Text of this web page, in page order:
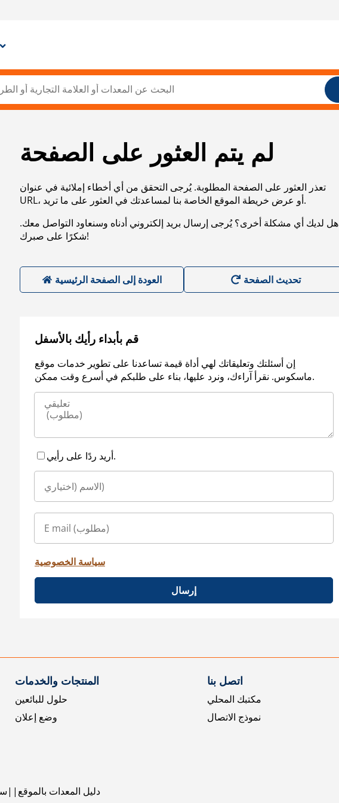
لم يتم العثور على الصفحة
تعذر العثور على الصفحة المطلوبة. يُرجى التحقق من أي أخطاء إملائية في عنوان
URL، أو عرض خريطة الموقع الخاصة بنا لمساعدتك في العثور على ما تريد.
هل لديك أي مشكلة أخرى؟ يُرجى إرسال بريد إلكتروني أدناه وسنعاود التواصل معك.
شكرًا على صبرك!
العودة إلى الصفحة الرئيسية
قم بأبداء رأيك بالأسفل
إن أسئلتك وتعليقاتك لهي أداة قيمة تساعدنا على تطوير خدمات موقع
ماسكوس. نقرأ آراءك، ونرد عليها، بناء على طلبكم في أسرع وقت ممكن.
أريد ردًا على رأيي.
سياسة الخصوصية
إرسال
المنتجات والخدمات
حلول للبائعين
وضع إعلان
اتصل بنا
مكتبك المحلي
نموذج الاتصال
دليل المعدات بالموقع